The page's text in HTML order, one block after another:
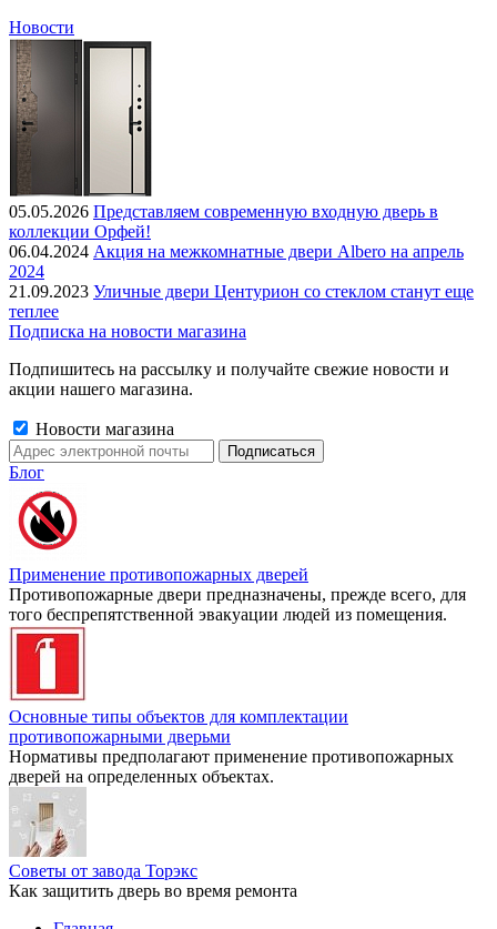
Новости
05.05.2026 Представляем современную входную дверь в
коллекции Орфей!
06.04.2024 Акция на межкомнатные двери Albero на апрель
2024
21.09.2023 Уличные двери Центурион со стеклом станут еще
теплее
Подписка на новости магазина
Подпишитесь на рассылку и получайте свежие новости и
акции нашего магазина.
Новости магазина
Блог
Применение противопожарных дверей
Противопожарные двери предназначены, прежде всего, для
того беспрепятственной эвакуации людей из помещения.
Основные типы объектов для комплектации
противопожарными дверьми
Нормативы предполагают применение противопожарных
дверей на определенных объектах.
Советы от завода Торэкс
Как защитить дверь во время ремонта